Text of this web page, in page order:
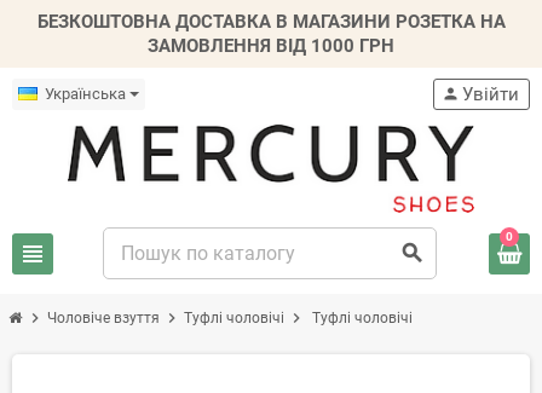
БЕЗКОШТОВНА ДОСТАВКА В МАГАЗИНИ РОЗЕТКА НА
ЗАМОВЛЕННЯ ВІД 1000 ГРН
Українська
view_headline search
person Увійти
0
chevron_right Чоловіче взуття chevron_right Туфлі чоловічі chevron_right Туфлі чоловічі